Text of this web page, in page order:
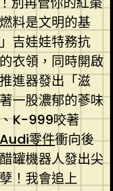
料是文明的基
吉娃娃特務抗
衣領，同時開啟
進器發出「滋
一股濃郁的蔘味
K-999咬著
零件衝向後
罐機器人發出尖
！我會追上